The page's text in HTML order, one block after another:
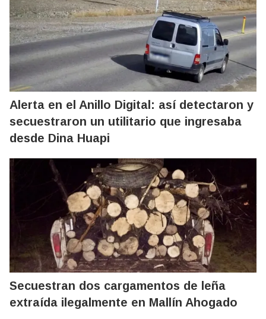
Alerta en el Anillo Digital: así detectaron y
secuestraron un utilitario que ingresaba
desde Dina Huapi
Secuestran dos cargamentos de leña
extraída ilegalmente en Mallín Ahogado